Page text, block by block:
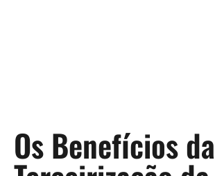
Os Benefícios da